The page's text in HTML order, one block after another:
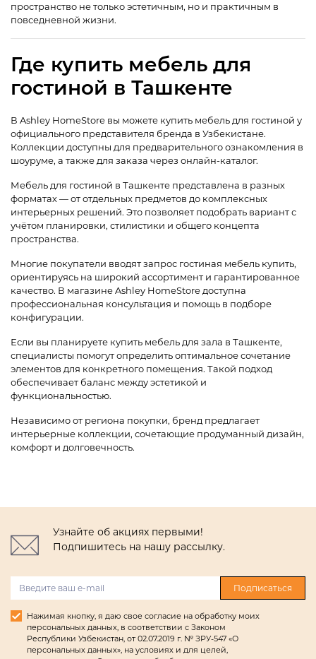
пространство не только эстетичным, но и практичным в
повседневной жизни.
Где купить мебель для
гостиной в Ташкенте
В Ashley HomeStore вы можете купить мебель для гостиной у
официального представителя бренда в Узбекистане.
Коллекции доступны для предварительного ознакомления в
шоуруме, а также для заказа через онлайн-каталог.
Мебель для гостиной в Ташкенте представлена в разных
форматах — от отдельных предметов до комплексных
интерьерных решений. Это позволяет подобрать вариант с
учётом планировки, стилистики и общего концепта
пространства.
Многие покупатели вводят запрос гостиная мебель купить,
ориентируясь на широкий ассортимент и гарантированное
качество. В магазине Ashley HomeStore доступна
профессиональная консультация и помощь в подборе
конфигурации.
Если вы планируете купить мебель для зала в Ташкенте,
специалисты помогут определить оптимальное сочетание
элементов для конкретного помещения. Такой подход
обеспечивает баланс между эстетикой и
функциональностью.
Независимо от региона покупки, бренд предлагает
интерьерные коллекции, сочетающие продуманный дизайн,
комфорт и долговечность.
Узнайте об акциях первыми!
Подпишитесь на нашу рассылку.
Подписаться
Нажимая кнопку, я даю свое согласие на обработку моих
персональных данных, в соответствии с Законом
Республики Узбекистан, от 02.07.2019 г. № ЗРУ-547 «О
персональных данных», на условиях и для целей,